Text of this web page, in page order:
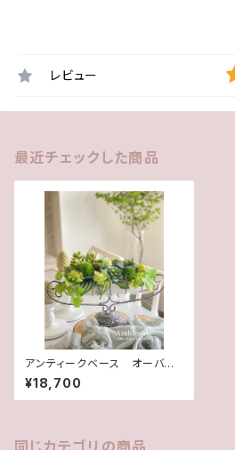
レビュー
最近チェックした商品
アンティークベース オーバル
(造花)
¥18,700
同じカテゴリの商品